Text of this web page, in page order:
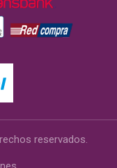
reservados.